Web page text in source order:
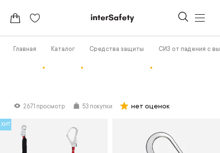
Главная Каталог Средства защиты СИЗ от падения с
2671 просмотр 53 покупки нет оценок
ХИТ